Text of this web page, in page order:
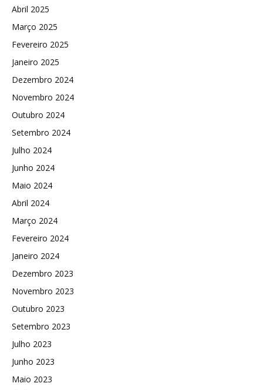
Abril 2025
Março 2025
Fevereiro 2025
Janeiro 2025
Dezembro 2024
Novembro 2024
Outubro 2024
Setembro 2024
Julho 2024
Junho 2024
Maio 2024
Abril 2024
Março 2024
Fevereiro 2024
Janeiro 2024
Dezembro 2023
Novembro 2023
Outubro 2023
Setembro 2023
Julho 2023
Junho 2023
Maio 2023